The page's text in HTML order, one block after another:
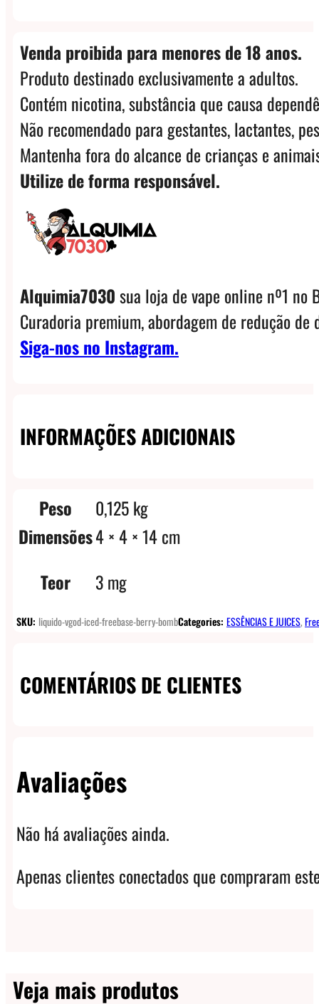
Venda proibida para menores de 18 anos.
Produto destinado exclusivamente a adultos.
Contém nicotina, substância que causa
Não recomendado para gestantes, lactantes,
Mantenha fora do alcance de crianças e
Utilize de forma responsável.
Alquimia7030sua loja de vape online nº1 no
Curadoria premium, abordagem de redução
Siga-nos no Instagram.
INFORMAÇÕES ADICIONAIS
Peso
0,125 kg
Dimensões4 × 4 × 14 cm
Teor
3 mg
SKU: liquido-vgod-iced-freebase-berry-bombCategories: ESSÊNCIAS E JUICES,
COMENTÁRIOS DE CLIENTES
Avaliações
Não há avaliações ainda.
Apenas clientes conectados que compraram
Veja mais produtos